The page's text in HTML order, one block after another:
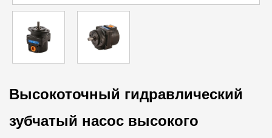
Высокоточный гидравлический
зубчатый насос высокого